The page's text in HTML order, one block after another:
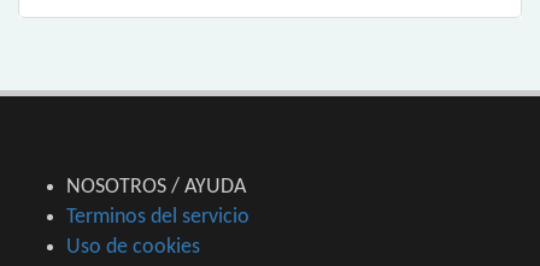
NOSOTROS / AYUDA
Terminos del servicio
Uso de cookies